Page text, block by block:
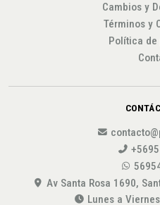
Cambios y
Términos y
Política
Av Santa Rosa 1690,
Lunes a